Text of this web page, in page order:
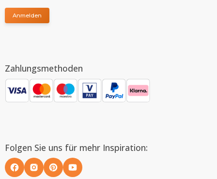
Anmelden
Zahlungsmethoden
Folgen Sie uns für mehr Inspiration: